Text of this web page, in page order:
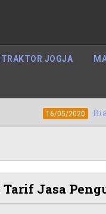
JOGJA
Biaya / Harga
Jasa